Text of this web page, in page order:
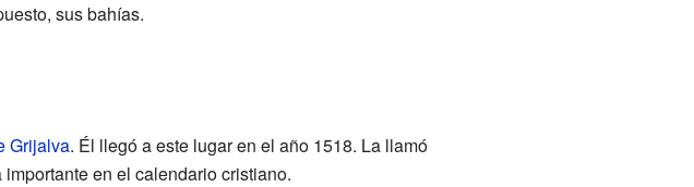
sus bahías.
Grijalva. Él llegó a este lugar en el año 1518. La llamó
importante en el calendario cristiano.